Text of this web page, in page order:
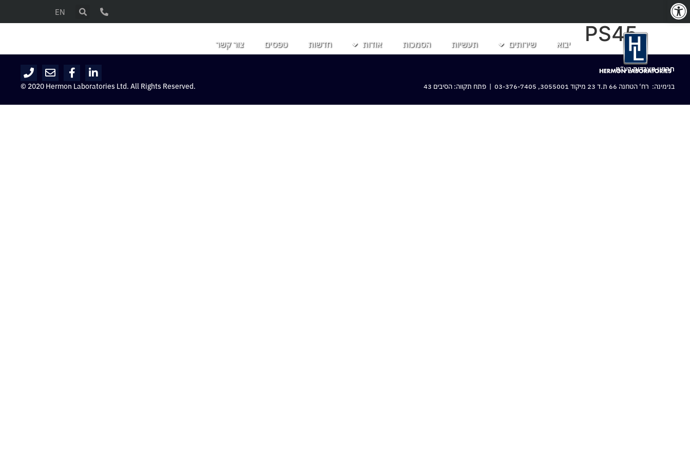
EN
יבוא שירותים תעשיות הסמכות אודות חדשות טפסים צור קשר PS45
חרמון מעבדות בע“מ
בנימינה: רח‘ הטחנה 66 ת.ד 23 מיקוד 3055001,
03-376-7405 | פתח תקווה: הסיבים 43 © 2020 Hermon Laboratories Ltd. All Rights Reserved.